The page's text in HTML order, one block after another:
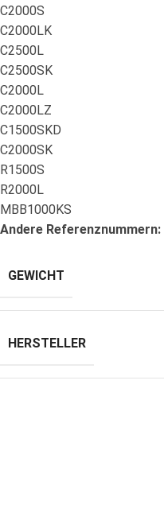
C2000S
C2000LK
C2500L
C2500SK
C2000L
C2000LZ
C1500SKD
C2000SK
R1500S
R2000L
MBB1000KS
Andere Referenznummern:
GEWICHT
HERSTELLER